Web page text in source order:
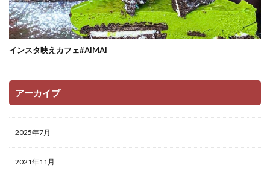
インスタ映えカフェ#AIMAI
アーカイブ
2025年7月
2021年11月